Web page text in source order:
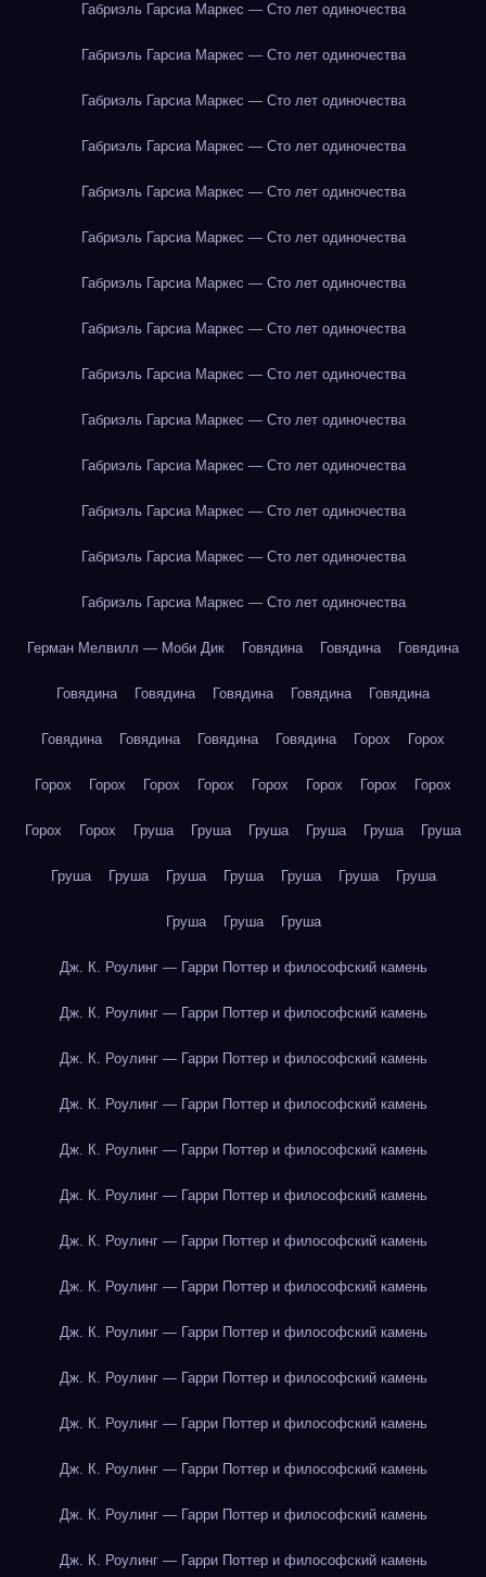
Габриэль Гарсиа Маркес — Сто лет одиночества
Габриэль Гарсиа Маркес — Сто лет одиночества
Габриэль Гарсиа Маркес — Сто лет одиночества
Габриэль Гарсиа Маркес — Сто лет одиночества
Габриэль Гарсиа Маркес — Сто лет одиночества
Габриэль Гарсиа Маркес — Сто лет одиночества
Габриэль Гарсиа Маркес — Сто лет одиночества
Габриэль Гарсиа Маркес — Сто лет одиночества
Габриэль Гарсиа Маркес — Сто лет одиночества
Габриэль Гарсиа Маркес — Сто лет одиночества
Габриэль Гарсиа Маркес — Сто лет одиночества
Габриэль Гарсиа Маркес — Сто лет одиночества
Габриэль Гарсиа Маркес — Сто лет одиночества
Габриэль Гарсиа Маркес — Сто лет одиночества
Герман Мелвилл — Моби Дик Говядина Говядина Говядина
Говядина Говядина Говядина Говядина Говядина
Говядина Говядина Говядина Говядина Горох Горох
Горох Горох Горох Горох Горох Горох Горох Горох
Горох Горох Груша Груша Груша Груша Груша Груша
Груша Груша Груша Груша Груша Груша Груша
Груша Груша Груша
Дж. К. Роулинг — Гарри Поттер и философский камень
Дж. К. Роулинг — Гарри Поттер и философский камень
Дж. К. Роулинг — Гарри Поттер и философский камень
Дж. К. Роулинг — Гарри Поттер и философский камень
Дж. К. Роулинг — Гарри Поттер и философский камень
Дж. К. Роулинг — Гарри Поттер и философский камень
Дж. К. Роулинг — Гарри Поттер и философский камень
Дж. К. Роулинг — Гарри Поттер и философский камень
Дж. К. Роулинг — Гарри Поттер и философский камень
Дж. К. Роулинг — Гарри Поттер и философский камень
Дж. К. Роулинг — Гарри Поттер и философский камень
Дж. К. Роулинг — Гарри Поттер и философский камень
Дж. К. Роулинг — Гарри Поттер и философский камень
Дж. К. Роулинг — Гарри Поттер и философский камень